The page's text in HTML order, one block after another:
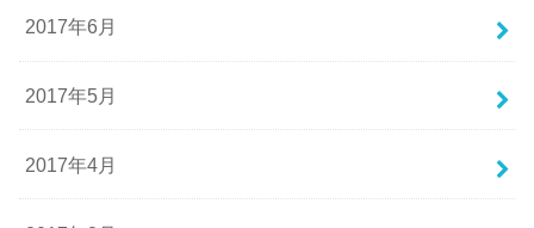
2017年6月
2017年5月
2017年4月